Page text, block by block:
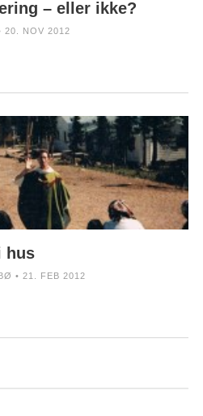
– eller ikke?
20. NOV 2012
hus
• 21. FEB 2012